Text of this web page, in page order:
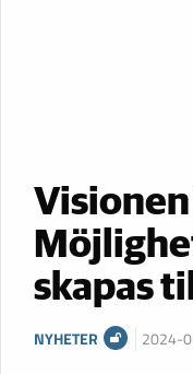
skapas
NYHETER 2024-